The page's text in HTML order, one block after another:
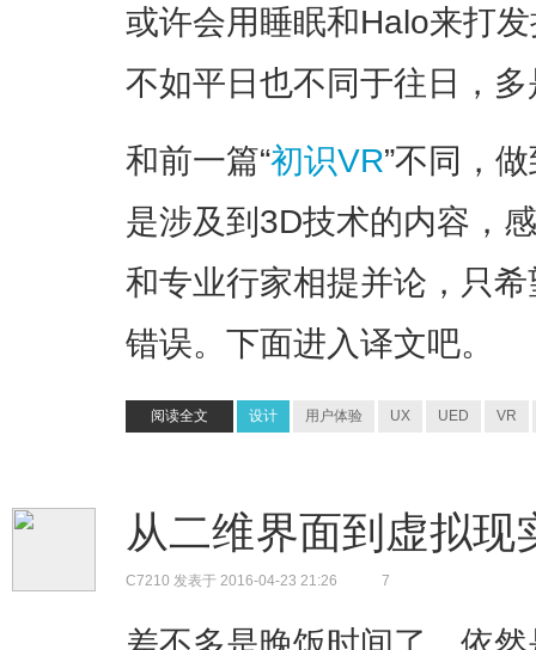
或许会用睡眠和Halo来打
不如平日也不同于往日，
和前一篇“初识VR”不同，
是涉及到3D技术的内容，
和专业行家相提并论，只
错误。下面进入译文吧。
阅读全文 设计 用户体验 UX UED VR
从二维界面到虚拟
C7210 发表于 2016-04-23 21:26 7